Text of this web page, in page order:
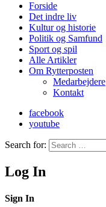
Forside
Det indre liv
Kultur og historie
Politik og Samfund
Sport og spil
Alle Artikler
Om Rytterposten
Medarbejdere
Kontakt
facebook
youtube
Search for:
Log In
Sign In